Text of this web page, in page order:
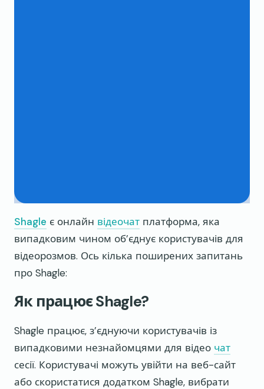
Shagle є онлайн відеочат платформа, яка
випадковим чином об’єднує користувачів для
відеорозмов. Ось кілька поширених запитань
про Shagle:
Як працює Shagle?
Shagle працює, з’єднуючи користувачів із
випадковими незнайомцями для відео чат
сесії. Користувачі можуть увійти на веб-сайт
або скористатися додатком Shagle, вибрати